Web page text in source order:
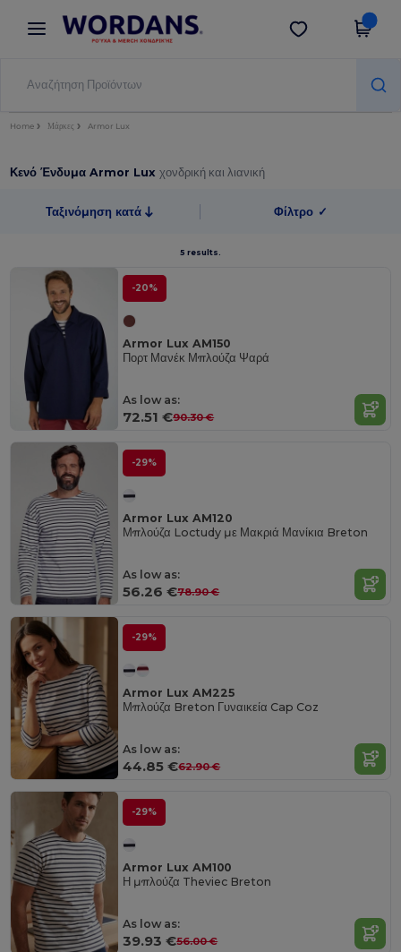
× Εφαρμογή Wordans
Καλύτερες τιμές στην εφαρμογή!
Λήψη app
Home Μάρκες Armor Lux
Κενό Ένδυμα Armor Luxχονδρική και λιανική
Ταξινόμηση κατά Φίλτρο ✓
5 results.
-20%
Armor Lux AM150
Πορτ Μανέκ Μπλούζα Ψαρά
As low as:
72.51 €90.30 €
-29%
Armor Lux AM120
Μπλούζα Loctudy με Μακριά Μανίκια Breton
As low as:
56.26 €78.90 €
-29%
Armor Lux AM225
Μπλούζα Breton Γυναικεία Cap Coz
As low as:
44.85 €62.90 €
-29%
Armor Lux AM100
Η μπλούζα Theviec Breton
As low as:
39.93 €56.00 €